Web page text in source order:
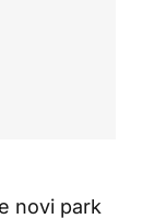
novi park